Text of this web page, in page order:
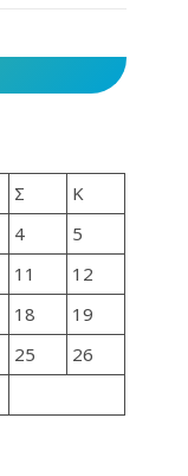
Σ
Κ
4
5
11
12
18
19
25
26